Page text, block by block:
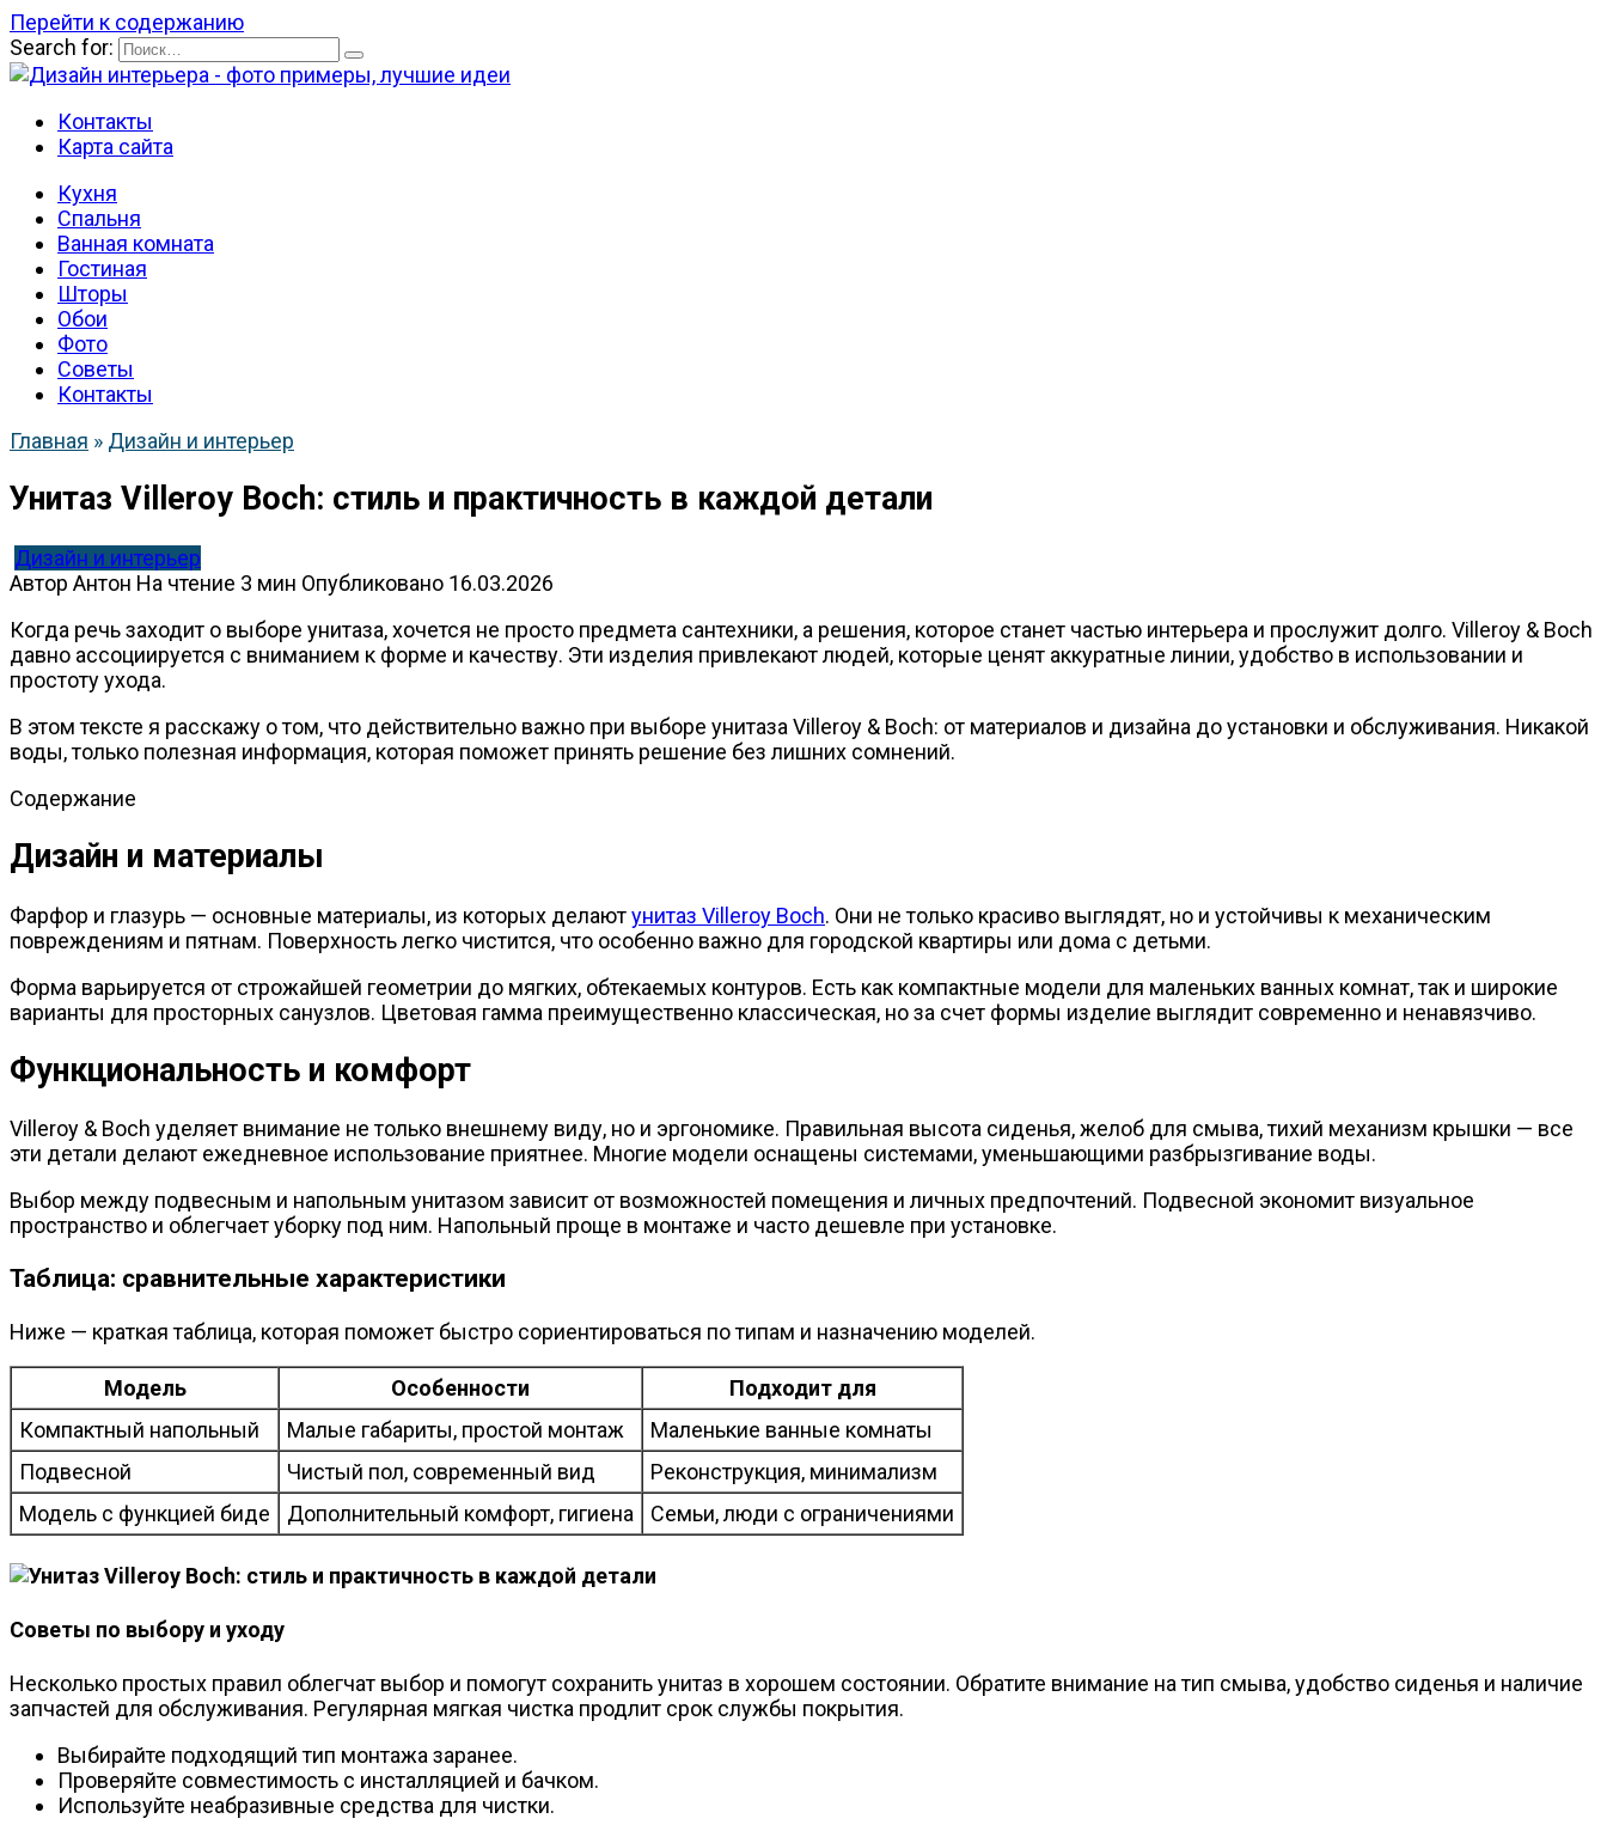
Перейти к содержанию
Search for:
Контакты
Карта сайта
Кухня
Спальня
Ванная комната
Гостиная
Шторы
Обои
Фото
Советы
Контакты
Главная » Дизайн и интерьер
Унитаз Villeroy Boch: стиль и практичность в каждой детали
Дизайн и интерьер
Автор Антон На чтение 3 мин Опубликовано 16.03.2026
Когда речь заходит о выборе унитаза, хочется не просто предмета сантехники, а решения, которое станет частью интерьера и прослужит долго. Villeroy & Boch
давно ассоциируется с вниманием к форме и качеству. Эти изделия привлекают людей, которые ценят аккуратные линии, удобство в использовании и
простоту ухода.
В этом тексте я расскажу о том, что действительно важно при выборе унитаза Villeroy & Boch: от материалов и дизайна до установки и обслуживания. Никакой
воды, только полезная информация, которая поможет принять решение без лишних сомнений.
Содержание
Дизайн и материалы
Фарфор и глазурь — основные материалы, из которых делаютунитаз Villeroy Boch. Они не только красиво выглядят, но и устойчивы к механическим
повреждениям и пятнам. Поверхность легко чистится, что особенно важно для городской квартиры или дома с детьми.
Форма варьируется от строжайшей геометрии до мягких, обтекаемых контуров. Есть как компактные модели для маленьких ванных комнат, так и широкие
варианты для просторных санузлов. Цветовая гамма преимущественно классическая, но за счет формы изделие выглядит современно и ненавязчиво.
Функциональность и комфорт
Villeroy & Boch уделяет внимание не только внешнему виду, но и эргономике. Правильная высота сиденья, желоб для смыва, тихий механизм крышки — все
эти детали делают ежедневное использование приятнее. Многие модели оснащены системами, уменьшающими разбрызгивание воды.
Выбор между подвесным и напольным унитазом зависит от возможностей помещения и личных предпочтений. Подвесной экономит визуальное
пространство и облегчает уборку под ним. Напольный проще в монтаже и часто дешевле при установке.
Таблица: сравнительные характеристики
Ниже — краткая таблица, которая поможет быстро сориентироваться по типам и назначению моделей.
Модель Особенности
Подходит для
Компактный напольный
Малые габариты, простой монтаж
Маленькие ванные комнаты
Подвесной
Чистый пол, современный вид
Реконструкция, минимализм
Модель с функцией биде
Дополнительный комфорт, гигиена Семьи, люди с ограничениями
Советы по выбору и уходу
Несколько простых правил облегчат выбор и помогут сохранить унитаз в хорошем состоянии. Обратите внимание на тип смыва, удобство сиденья и наличие
запчастей для обслуживания. Регулярная мягкая чистка продлит срок службы покрытия.
Выбирайте подходящий тип монтажа заранее.
Проверяйте совместимость с инсталляцией и бачком.
Используйте неабразивные средства для чистки.